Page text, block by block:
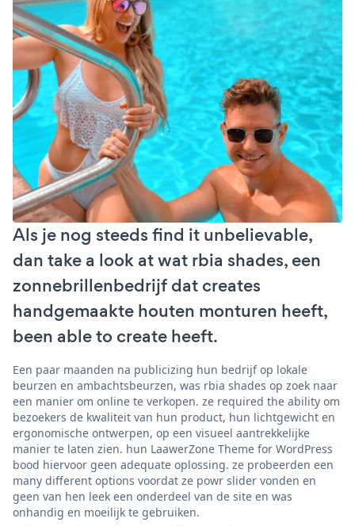
Als je nog steeds find it unbelievable,
dan take a look at wat rbia shades, een
zonnebrillenbedrijf dat creates
handgemaakte houten monturen heeft,
been able to create heeft.
Een paar maanden na publicizing hun bedrijf op lokale
beurzen en ambachtsbeurzen, was rbia shades op zoek naar
een manier om online te verkopen. ze required the ability om
bezoekers de kwaliteit van hun product, hun lichtgewicht en
ergonomische ontwerpen, op een visueel aantrekkelijke
manier te laten zien. hun LaawerZone Theme for WordPress
bood hiervoor geen adequate oplossing. ze probeerden een
many different options voordat ze powr slider vonden en
geen van hen leek een onderdeel van de site en was
onhandig en moeilijk te gebruiken.